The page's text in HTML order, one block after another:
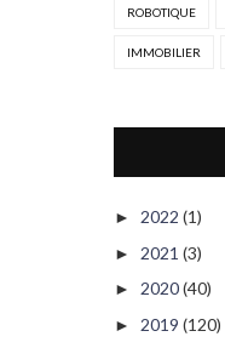
ROBOTIQUE
IMMOBILIER
► 2022 (1)
► 2021 (3)
► 2020(40)
► 2019 (120)